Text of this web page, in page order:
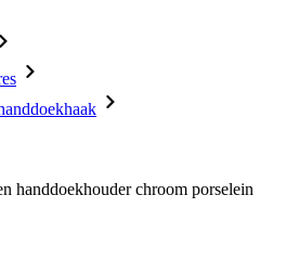
handdoekhouder chroom porselein